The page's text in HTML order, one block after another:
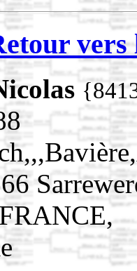
vers